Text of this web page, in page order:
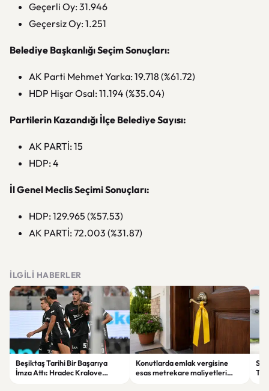
Geçerli Oy: 31.946
Geçersiz Oy: 1.251
Belediye Başkanlığı Seçim Sonuçları:
AK Parti Mehmet Yarka: 19.718 (%61.72)
HDP Hişar Osal: 11.194 (%35.04)
Partilerin Kazandığı İlçe Belediye Sayısı:
AK PARTİ: 15
HDP: 4
İl Genel Meclis Seçimi Sonuçları:
HDP: 129.965 (%57.53)
AK PARTİ: 72.003 (%31.87)
İLGILI HABERLER
Beşiktaş Tarihi Bir Başarıya
İmza Attı: Hradec Kralove
Konutlarda emlak vergisine
esas metrekare maliyetleri